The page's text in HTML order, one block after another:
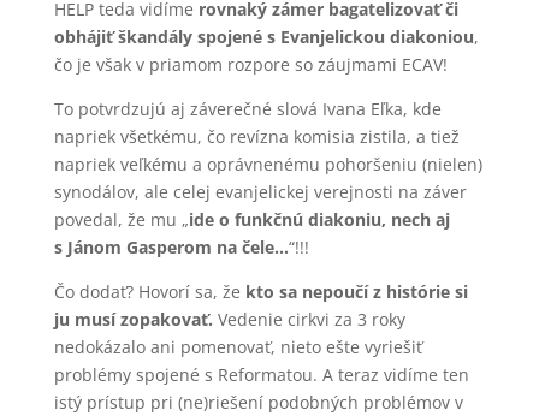
HELP teda vidíme rovnaký zámer bagatelizovať či
obhájiť škandály spojené s Evanjelickou diakoniou,
čo je však v priamom rozpore so záujmami ECAV!
To potvrdzujú aj záverečné slová Ivana Eľka, kde
napriek všetkému, čo revízna komisia zistila, a tiež
napriek veľkému a oprávnenému pohoršeniu (nielen)
synodálov, ale celej evanjelickej verejnosti na záver
povedal, že mu „ide o funkčnú diakoniu, nech aj
s Jánom Gasperom na čele…“!!!
Čo dodať? Hovorí sa, že kto sa nepoučí z histórie si
ju musí zopakovať. Vedenie cirkvi za 3 roky
nedokázalo ani pomenovať, nieto ešte vyriešiť
problémy spojené s Reformatou. A teraz vidíme ten
istý prístup pri (ne)riešení podobných problémov v